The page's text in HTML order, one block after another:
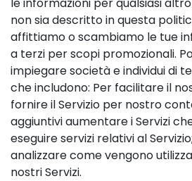
non sia descritto in questa
affittiamo o scambiamo le tue
a terzi per scopi promozionali.
impiegare società e individui di
che includono: Per facilitare il
fornire il Servizio per nostro
aggiuntivi aumentare i Servizi
eseguire servizi relativi al
analizzare come vengono
nostri Servizi.